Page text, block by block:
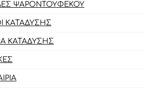
ΨΑΡΟΝΤΟΎΦΕΚΟΥ
ΚΑΤΆΔΥΣΗΣ
ΚΑΤΆΔΥΣΗΣ